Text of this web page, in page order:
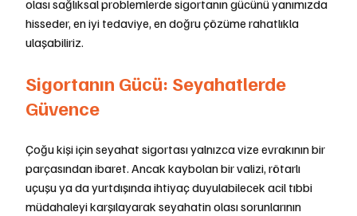
olası sağlıksal problemlerde sigortanın gücünü yanımızda
hisseder, en iyi tedaviye, en doğru çözüme rahatlıkla
ulaşabiliriz.
Sigortanın Gücü: Seyahatlerde
Güvence
Çoğu kişi için seyahat sigortası yalnızca vize evrakının bir
parçasından ibaret. Ancak kaybolan bir valizi, rötarlı
uçuşu ya da yurtdışında ihtiyaç duyulabilecek acil tıbbi
müdahaleyi karşılayarak seyahatin olası sorunlarının